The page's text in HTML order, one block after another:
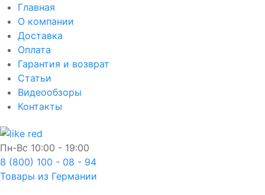
Главная
О компании
Доставка
Оплата
Гарантия и возврат
Статьи
Видеообзоры
Контакты
Пн-Вс 10:00 - 19:00
8 (800) 100 - 08 - 94
Товары из Германии